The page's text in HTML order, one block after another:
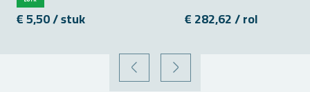
€ 5,50 / stuk € 282,62 / rol
VORIGE VOLGENDE